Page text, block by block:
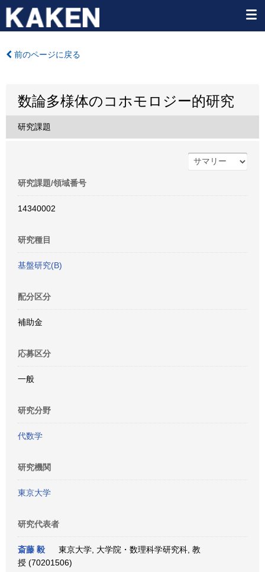
前のページに戻る
数論多様体のコホモロジー的研究
研究課題
研究課題/領域番号
14340002
研究種目
基盤研究(B)
配分区分
補助金
応募区分
一般
研究分野
代数学
研究機関
東京大学
研究代表者
斎藤 毅
東京大学, 大学院・数理科学研究科, 教
授 (70201506)